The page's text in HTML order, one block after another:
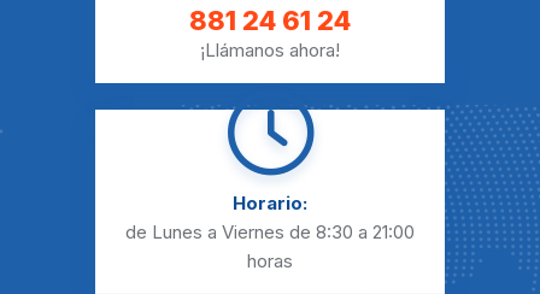
881 24 61 24
¡Llámanos ahora!
Horario:
de Lunes a Viernes de 8:30 a 21:00
horas